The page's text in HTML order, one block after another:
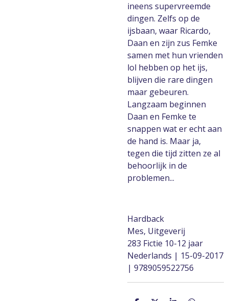
ineens supervreemde
dingen. Zelfs op de
ijsbaan, waar Ricardo,
Daan en zijn zus Femke
samen met hun vrienden
lol hebben op het ijs,
blijven die rare dingen
maar gebeuren.
Langzaam beginnen
Daan en Femke te
snappen wat er echt aan
de hand is. Maar ja,
tegen die tijd zitten ze al
behoorlijk in de
problemen...
Hardback
Mes, Uitgeverij
283 Fictie 10-12 jaar
Nederlands | 15-09-2017
| 9789059522756